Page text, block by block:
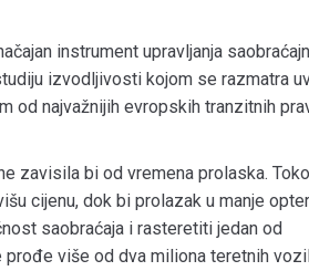
instrument upravljanja
izvodljivosti kojom se razmatra
od najvažnijih evropskih tranzitnih
zavisila bi od vremena prolaska.
cijenu, dok bi prolazak u manje
saobraćaja i rasteretiti jedan od
više od dva miliona teretnih